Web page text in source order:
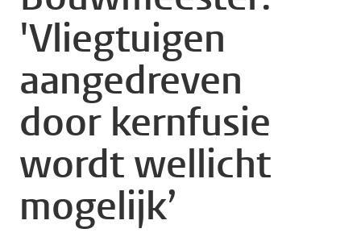
'Vliegtuigen
aangedreven
door kernfusie
wordt wellicht
mogelijk’